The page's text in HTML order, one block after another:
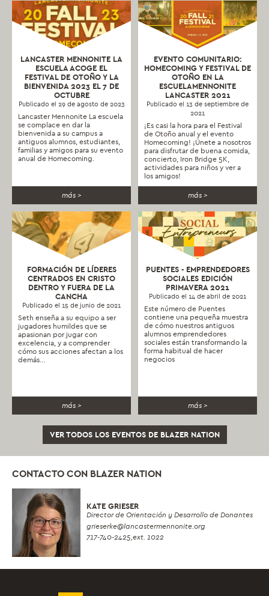
LANCASTER MENNONITE LA
ESCUELA ACOGE EL
FESTIVAL DE OTOÑO Y LA
BIENVENIDA 2023 EL 7 DE
OCTUBRE
Publicado el 29 de agosto de 2023
Lancaster Mennonite La escuela
se complace en dar la
bienvenida a su campus a
antiguos alumnos, estudiantes,
familias y amigos para su evento
anual de Homecoming.
más >
EVENTO COMUNITARIO:
HOMECOMING Y FESTIVAL DE
OTOÑO EN LA
ESCUELAMENNONITE
LANCASTER 2021
Publicado el 13 de septiembre de
2021
¡Es casi la hora para el Festival
de Otoño anual y el evento
Homecoming! ¡Únete a nosotros
para disfrutar de buena comida,
concierto, Iron Bridge 5K,
actividades para niños y ver a
los amigos!
más >
FORMACIÓN DE LÍDERES
CENTRADOS EN CRISTO
DENTRO Y FUERA DE LA
CANCHA
Publicado el 15 de junio de 2021
Seth enseña a su equipo a ser
jugadores humildes que se
apasionan por jugar con
excelencia, y a comprender
cómo sus acciones afectan a los
demás...
más >
PUENTES - EMPRENDEDORES
SOCIALES EDICIÓN
PRIMAVERA 2021
Publicado el 14 de abril de 2021
Este número de Puentes
contiene una pequeña muestra
de cómo nuestros antiguos
alumnos emprendedores
sociales están transformando la
forma habitual de hacer
negocios
más >
VER TODOS LOS EVENTOS DE BLAZER NATION
CONTACTO CON BLAZER NATION
KATE GRIESER
Director de Orientación y Desarrollo de Donantes
grieserke@lancastermennonite.org
717-740-2425,ext. 1022